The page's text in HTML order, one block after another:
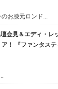
お膝元ロンド...
会見＆エディ・レ
ア！ 『ファンタス